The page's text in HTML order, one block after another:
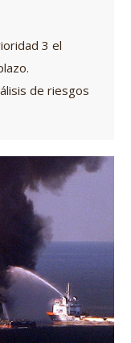
3 el
de riesgos